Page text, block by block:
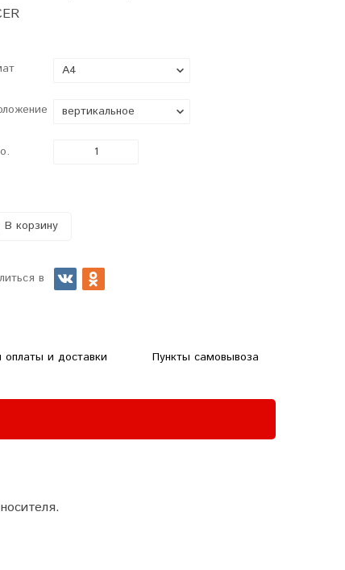
В корзину
в
оплаты и доставки Пункты самовывоза